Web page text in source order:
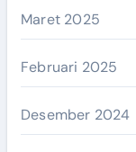
Maret 2025
Februari 2025
Desember 2024